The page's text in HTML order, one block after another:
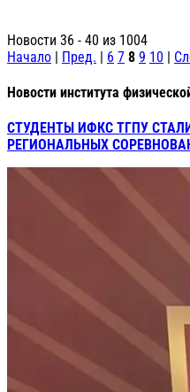
Новости 36 - 40 из 1004
Начало | Пред. | 6 7 8 9 10 |
Новости института
СТУДЕНТЫ ИФКС ТГПУ
РЕГИОНАЛЬНЫХ